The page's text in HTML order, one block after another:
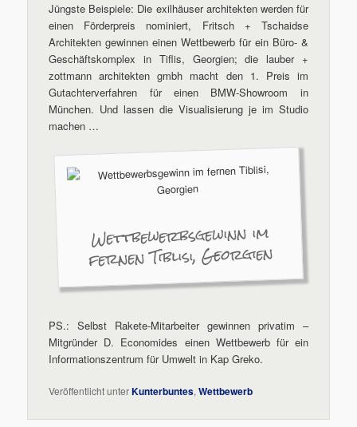
Jüngste Beispiele: Die exilhäuser architekten werden für
einen Förderpreis nominiert, Fritsch + Tschaidse
Architekten gewinnen einen Wettbewerb für ein Büro- &
Geschäftskomplex in Tiflis, Georgien; die lauber +
zottmann architekten gmbh macht den 1. Preis im
Gutachterverfahren für einen BMW-Showroom in
München. Und lassen die Visualisierung je im Studio
machen …
Wettbewerbsgewinn im
fernen Tiblisi, Georgien
PS.: Selbst Rakete-Mitarbeiter gewinnen privatim –
Mitgründer D. Economides einen Wettbewerb für ein
Informationszentrum für Umwelt in Kap Greko.
Veröffentlicht unterKunterbuntes,Wettbewerb